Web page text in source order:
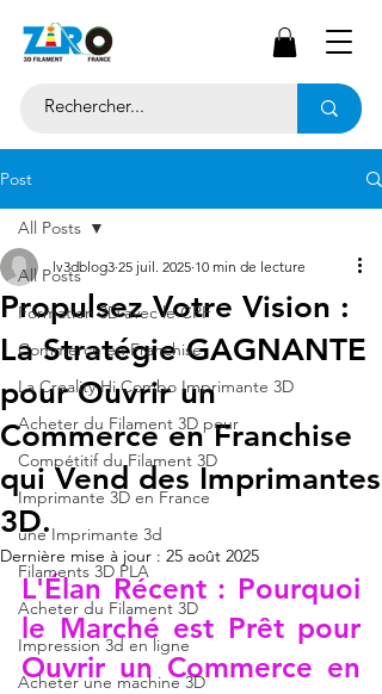
Post
All Posts
Formation 3D avec le CPF
Commerce en Franchise
La Creality Hi Combo Imprimante 3D
Acheter du Filament 3D pour
Compétitif du Filament 3D
Imprimante 3D en France
une Imprimante 3d
Filaments 3D PLA
Acheter du Filament 3D
Impression 3d en ligne
Acheter une machine 3D
All Posts
Propulsez Votre Vision :
La Stratégie GAGNANTE
pour Ouvrir un
Commerce en Franchise
qui Vend des Imprimantes
3D.
lv3dblog3 25 juil. 2025 10 min de lecture
Dernière mise à jour : 25 août 2025
L'Élan Récent : Pourquoi
le Marché est Prêt pour
Ouvrir un Commerce en